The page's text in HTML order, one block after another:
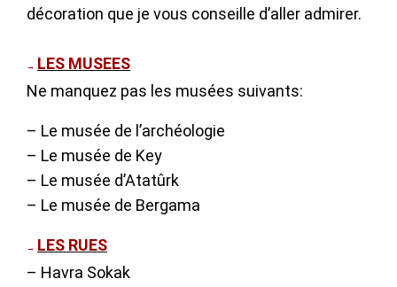
décoration que je vous conseille d’aller admirer.
→ LES MUSEES
Ne manquez pas les musées suivants:
– Le musée de l’archéologie
– Le musée de Key
– Le musée d’Atatûrk
– Le musée de Bergama
→ LES RUES
– Havra Sokak